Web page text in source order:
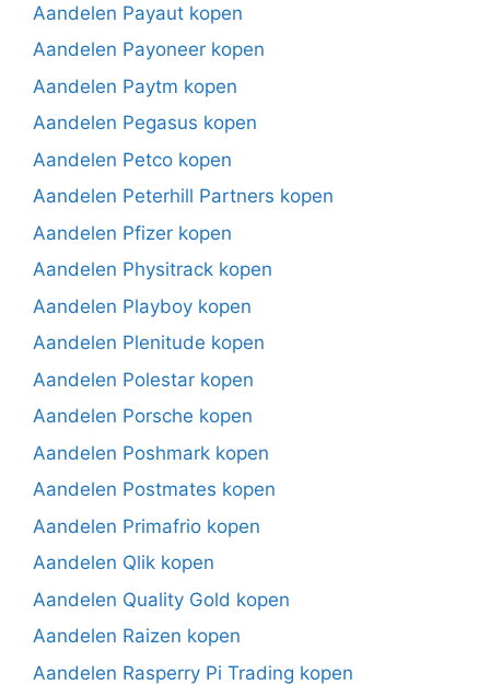
Aandelen Payaut kopen
Aandelen Payoneer kopen
Aandelen Paytm kopen
Aandelen Pegasus kopen
Aandelen Petco kopen
Aandelen Peterhill Partners kopen
Aandelen Pfizer kopen
Aandelen Physitrack kopen
Aandelen Playboy kopen
Aandelen Plenitude kopen
Aandelen Polestar kopen
Aandelen Porsche kopen
Aandelen Poshmark kopen
Aandelen Postmates kopen
Aandelen Primafrio kopen
Aandelen Qlik kopen
Aandelen Quality Gold kopen
Aandelen Raizen kopen
Aandelen Rasperry Pi Trading kopen